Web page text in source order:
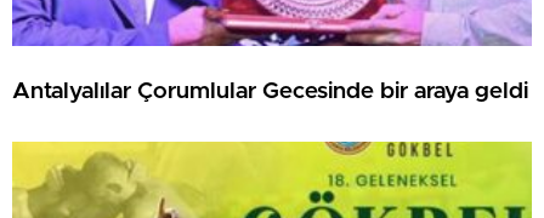
Antalyalılar Çorumlular Gecesinde bir araya geldi